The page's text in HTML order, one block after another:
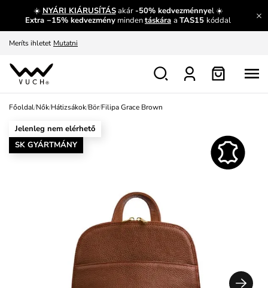
☀️ NYÁRI KIÁRUSÍTÁSakár-50% kedvezménnyel ☀️
Extra −15% kedvezmény mindentáskára a TAS15 kóddal
Fedezze fel velünk az újdonságokat. Megtekintés
Meríts ihletet Mutatni
Ingyenes csere és visszaküldés
Főoldal/Nők/Hátizsákok/Bör/Filipa Grace Brown
Jelenleg nem elérhető
SK GYÁRTMÁNY